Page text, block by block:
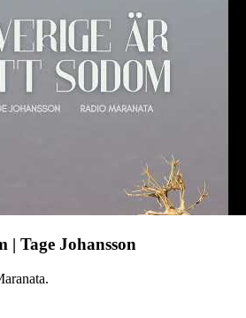
| Tage Johansson